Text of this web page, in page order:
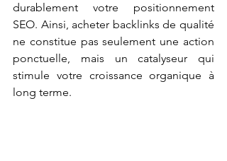
durablement votre positionnement
SEO. Ainsi, acheter backlinks de qualité
ne constitue pas seulement une action
ponctuelle, mais un catalyseur qui
stimule votre croissance organique à
long terme.